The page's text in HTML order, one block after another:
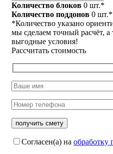
Количество блоков 0 шт.*
Количество поддонов 0 шт.*
*Количество указано
мы сделаем точный расчёт,
выгодные условия!
Рассчитать стоимость
Согласен(а) на обработку